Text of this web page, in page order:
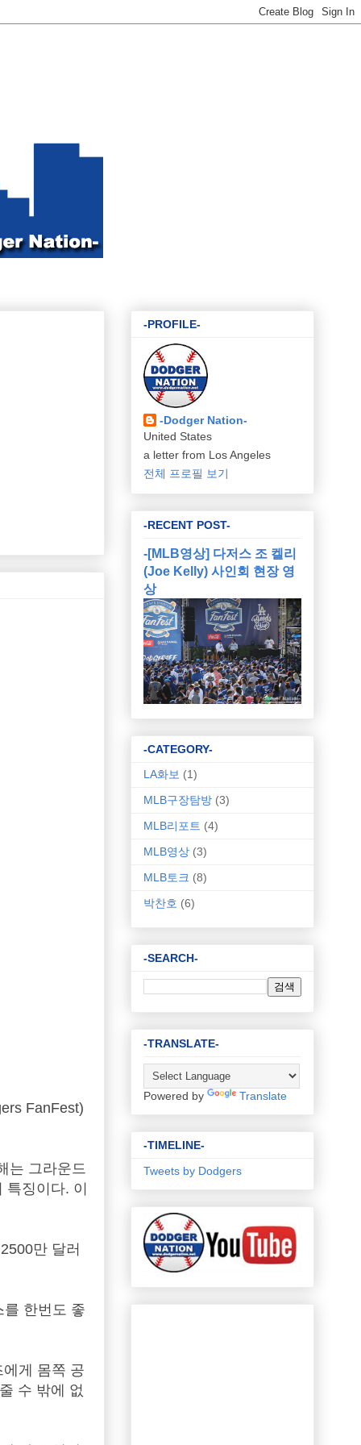
FanFest)
는 그라운드
특징이다. 이
만 달러
한번도 좋
게 몸쪽 공
수 밖에 없
-PROFILE-
-Dodger Nation-
United States
a letter from Los Angeles
전체 프로필 보기
-RECENT POST-
-[MLB영상] 다저스 조 켈리
(Joe Kelly) 사인회 현장 영
상
-CATEGORY-
LA화보 (1)
MLB구장탐방 (3)
MLB리포트 (4)
MLB영상 (3)
MLB토크 (8)
박찬호 (6)
-SEARCH-
-TRANSLATE-
Powered by Translate
-TIMELINE-
Tweets by Dodgers